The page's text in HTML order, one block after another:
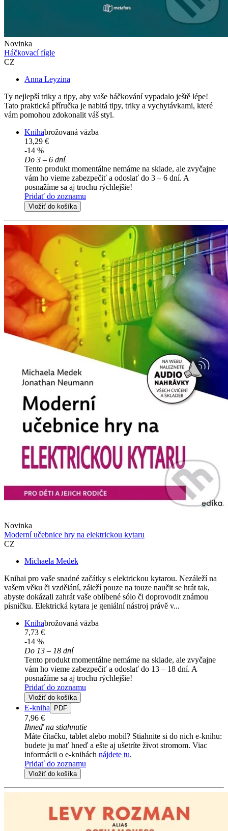
Novinka
Háčkovací fígle
CZ
Anna Leyzina
Ty nejlepší triky a tipy, aby vaše háčkování vypadalo ještě lépe!
Tato praktická příručka je nabitá tipy, triky a vychytávkami, které
vám pomohou zdokonalit váš styl.
Knihabrožovaná väzba
13,29 €
-14 %
Do 3 – 6 dní
Tento produkt momentálne nemáme na sklade, ale zvyčajne
vám ho vieme zabezpečiť a odoslať do 3 – 6 dní. A
posnažíme sa aj trochu rýchlejšie!
Pridať do zoznamu
Vložiť do košíka
Novinka
Moderní učebnice hry na elektrickou kytaru
CZ
Michaela Medek
Knihai pro vaše snadné začátky s elektrickou kytarou. Nezáleží na
vašem věku či vzdělání, záleží pouze na touze naučit se hrát tak,
abyste dokázali zahrát vaše oblíbené sólo či doprovodit známou
písničku. Elektrická kytara je geniální nástroj právě v...
Knihabrožovaná väzba
7,73 €
-14 %
Do 13 – 18 dní
Tento produkt momentálne nemáme na sklade, ale zvyčajne
vám ho vieme zabezpečiť a odoslať do 13 – 18 dní. A
posnažíme sa aj trochu rýchlejšie!
Pridať do zoznamu
Vložiť do košíka
E-kniha PDF
7,96 €
Ihneď na stiahnutie
Máte čítačku, tablet alebo mobil? Stiahnite si do nich e-knihu:
budete ju mať hneď a ešte aj ušetríte život stromom. Viac
informácii o e-knihách nájdete tu.
Pridať do zoznamu
Vložiť do košíka